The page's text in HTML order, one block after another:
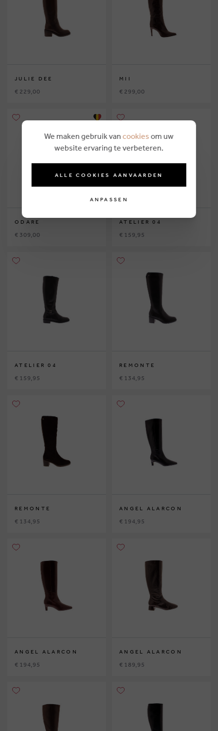
JULIE DEE
€ 229,00
MII
€ 299,00
ODARE
€ 309,00
ATELIER 04
€ 159,95
ATELIER 04
€ 159,95
REMONTE
€ 134,95
REMONTE
€ 134,95
ANGEL ALARCON
€ 194,95
ANGEL ALARCON
€ 194,95
ANGEL ALARCON
€ 189,95
We maken gebruik van cookies om uw
website ervaring te verbeteren.
ALLE COOKIES AANVAARDEN
ANPASSEN